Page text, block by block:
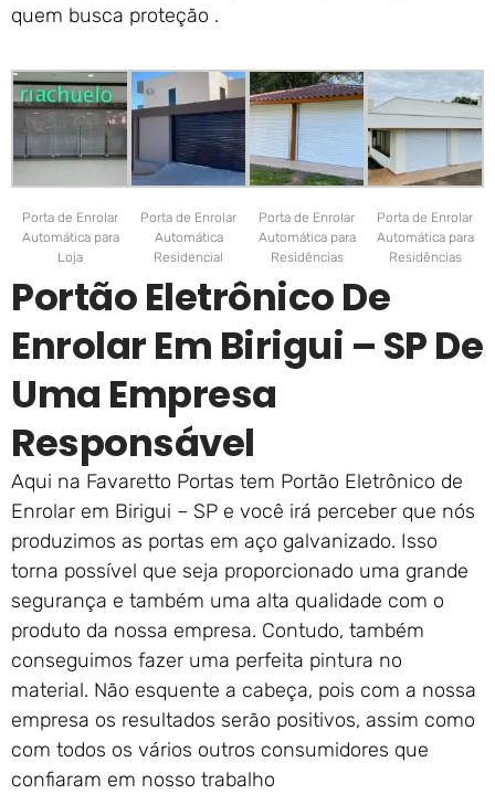
quem busca proteção .
Porta de Enrolar
Automática para
Loja
Porta de Enrolar
Automática
Residencial
Porta de Enrolar
Automática para
Residências
Porta de Enrolar
Automática para
Residências
Portão Eletrônico De
Enrolar Em Birigui – SP De
Uma Empresa
Responsável
Aqui na Favaretto Portas tem Portão Eletrônico de
Enrolar em Birigui – SP e você irá perceber que nós
produzimos as portas em aço galvanizado. Isso
torna possível que seja proporcionado uma grande
segurança e também uma alta qualidade com o
produto da nossa empresa. Contudo, também
conseguimos fazer uma perfeita pintura no
material. Não esquente a cabeça, pois com a nossa
empresa os resultados serão positivos, assim como
com todos os vários outros consumidores que
confiaram em nosso trabalho